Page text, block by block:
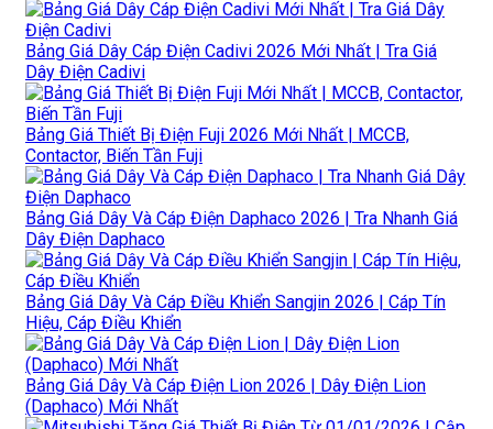
Bảng Giá Dây Cáp Điện Cadivi 2026 Mới Nhất | Tra Giá
Dây Điện Cadivi
Bảng Giá Thiết Bị Điện Fuji 2026 Mới Nhất | MCCB,
Contactor, Biến Tần Fuji
Bảng Giá Dây Và Cáp Điện Daphaco 2026 | Tra Nhanh Giá
Dây Điện Daphaco
Bảng Giá Dây Và Cáp Điều Khiển Sangjin 2026 | Cáp Tín
Hiệu, Cáp Điều Khiển
Bảng Giá Dây Và Cáp Điện Lion 2026 | Dây Điện Lion
(Daphaco) Mới Nhất